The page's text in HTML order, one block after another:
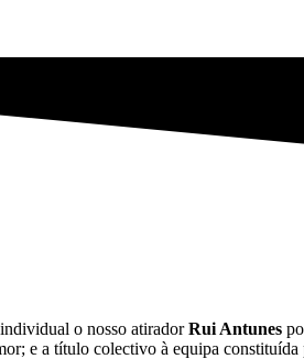
o nosso atiradorRui Antunes
e a título colectivo à equipa constituída